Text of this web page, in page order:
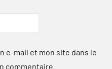
e-mail et mon site dans le
commentaire.